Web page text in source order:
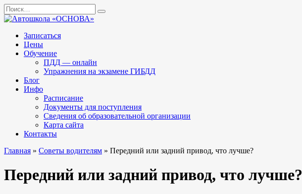
Перейти
к
Search
for:
Записаться
Цены
Обучение
ПДД — онлайн
Упражнения на экзамене ГИБДД
Блог
Инфо
Расписание
Документы для поступления
Сведения об образовательной организации
Карта сайта
Контакты
Главная » Советы водителям » Передний или задний привод, что лучше?
Передний или задний привод, что лучше?